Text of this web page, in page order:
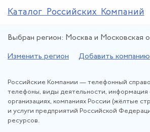
Каталог Российских Компаний
Выбран регион: Москва и Московская
Изменить регион Добавить компанию
Российские Компании — телефонный
телефоны, виды деятельности, информация
организациях, компаниях России (жёлтые
и услуги предприятий Российской
ресурсов.